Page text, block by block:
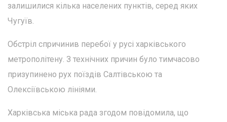
залишилися кілька населених пунктів, серед яких
Чугуїв.
Обстріл спричинив перебої у русі харківського
метрополітену. З технічних причин було тимчасово
призупинено рух поїздів Салтівською та
Олексіївською лініями.
Харківська міська рада згодом повідомила, що